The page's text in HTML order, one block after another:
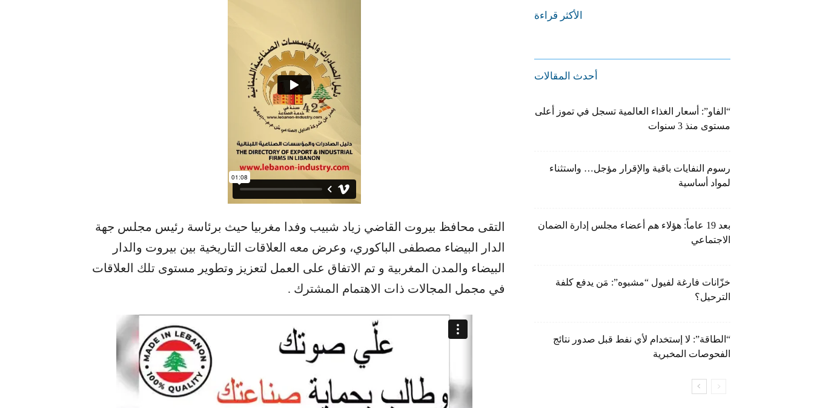
التقى محافظ بيروت ​القاضي زياد شبيب​ وفدا مغربيا حيث برئاسة رئيس مجلس جهة ​
الدار البيضاء​ مصطفى الباكوري، وعرض معه العلاقات التاريخية بين بيروت والدار
البيضاء والمدن المغربية و تم الاتفاق على العمل لتعزيز وتطوير مستوى تلك العلاقات
في مجمل المجالات ذات الاهتمام المشترك .
الأكثر قراءة
أحدث المقالات
“الفاو”: أسعار الغذاء العالمية تسجل في تموز أعلى
مستوى منذ 3 سنوات
رسوم النفايات باقية والإقرار مؤجل… واستثناء
لمواد أساسية
بعد 19 عاماً: هؤلاء هم أعضاء مجلس إدارة الضمان
الاجتماعي
خزّانات فارغة لفيول “مشبوه”: مَن يدفع كلفة
الترحيل؟
“الطاقة”: لا إستخدام لأي نفط قبل صدور نتائج
الفحوصات المخبرية